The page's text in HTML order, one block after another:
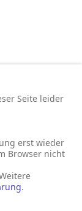
Seite leider
erst wieder
Browser nicht
.